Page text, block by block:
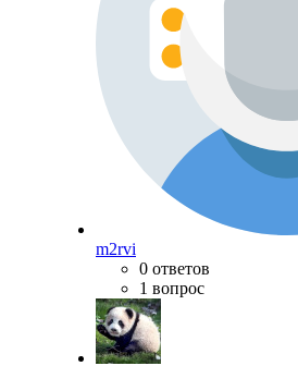
m2rvi
0 ответов
1 вопрос